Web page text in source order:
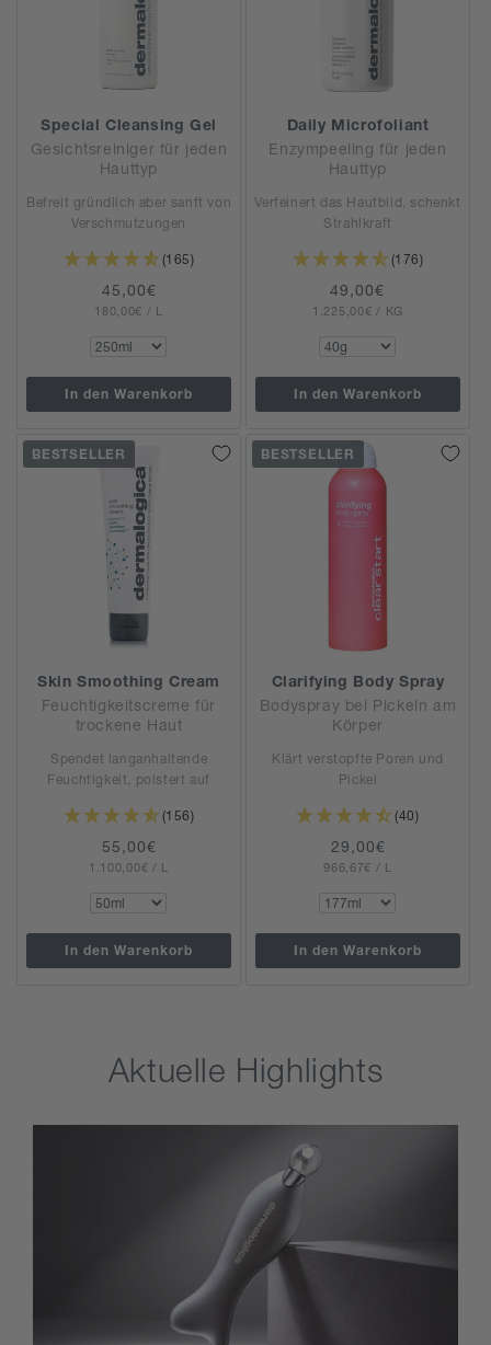
Special Cleansing Gel
Gesichtsreiniger für jeden
Hauttyp
Befreit gründlich aber sanft von
Verschmutzungen
(165)
Normaler
Preis
45,00€
GRUNDPREIS
180,00€ / PRO
L
In den Warenkorb
Daily Microfoliant
Enzympeeling für jeden
Hauttyp
Verfeinert das Hautbild, schenkt
Strahlkraft
(176)
Normaler
Preis
49,00€
GRUNDPREIS
1.225,00€ / PRO
KG
In den Warenkorb
BESTSELLER
Skin Smoothing Cream
Feuchtigkeitscreme für
trockene Haut
Spendet langanhaltende
Feuchtigkeit, polstert auf
(156)
Normaler
Preis
55,00€
GRUNDPREIS
1.100,00€ / PRO
L
In den Warenkorb
BESTSELLER
Clarifying Body Spray
Bodyspray bei Pickeln am
Körper
Klärt verstopfte Poren und
Pickel
(40)
Normaler
Preis
29,00€
GRUNDPREIS
966,67€ / PRO
L
In den Warenkorb
Aktuelle Highlights